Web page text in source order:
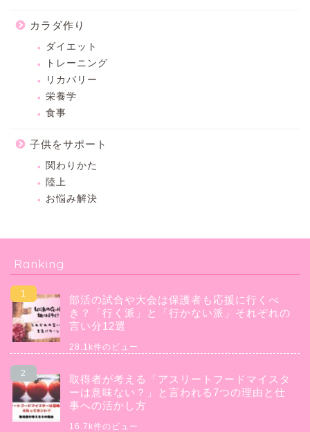
カラダ作り
ダイエット
トレーニング
リカバリー
栄養学
食事
子供をサポート
関わりかた
陸上
お悩み解決
Ranking
部活の試合や大会は保護者も応援に行くべ
き？「行く派」と「行かない派」それぞれの
言い分12選
28.1k件のビュー
取得者が考える「アスリートフードマイスタ
ーは意味ない？」と言われる7つの理由と仕
事への活かし方
16.7k件のビュー